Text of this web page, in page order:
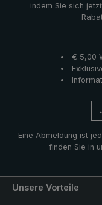
indem Sie sich
€ 5,00
Eine Abmeldung ist
finden Sie in
Unsere Vorteile